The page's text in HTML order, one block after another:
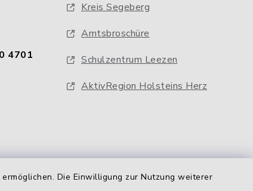
Die Einwilligung zur Nutzung weiterer
4701
Kreis Segeberg
Amtsbroschüre
Schulzentrum Leezen
AktivRegion Holsteins Herz